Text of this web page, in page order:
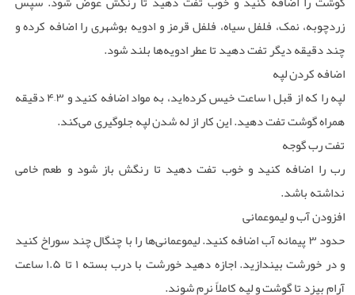
زردچوبه، نمک، فلفل سیاه، فلفل قرمز و ادویه بوشهری را اضافه کرده و
چند دقیقه دیگر تفت دهید تا عطر ادویه‌ها بلند شود.
اضافه کردن لپه
لپه را که از قبل ۱ ساعت خیس کرده‌اید، به مواد اضافه کنید و ۳–۴ دقیقه
همراه گوشت تفت دهید. این کار از له شدن لپه جلوگیری می‌کند.
تفت رب گوجه
رب را اضافه کنید و خوب تفت دهید تا رنگش باز شود و طعم خامی
نداشته باشد.
افزودن آب و لیموعمانی
حدود ۳ پیمانه آب اضافه کنید. لیموعمانی‌ها را با چنگال چند سوراخ کنید
و در خورشت بیندازید. اجازه دهید خورشت با درب بسته ۱ تا ۱.۵ ساعت
آرام بپزد تا گوشت و لپه کاملاً نرم شوند.